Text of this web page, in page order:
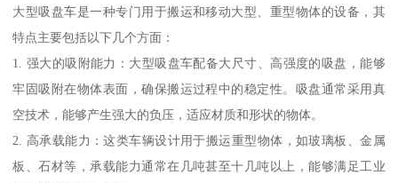
大型吸盘车是一种专门用于搬运和移动大型、重型物体的设备，其
特点主要包括以下几个方面：
1. 强大的吸附能力：大型吸盘车配备大尺寸、高强度的吸盘，能够
牢固吸附在物体表面，确保搬运过程中的稳定性。吸盘通常采用真
空技术，能够产生强大的负压，适应材质和形状的物体。
2. 高承载能力：这类车辆设计用于搬运重型物体，如玻璃板、金属
板、石材等，承载能力通常在几吨甚至十几吨以上，能够满足工业